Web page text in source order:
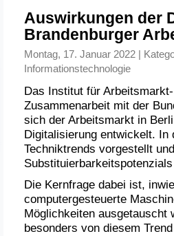
Auswirkungen der
Brandenburger
Montag, 17. Januar 2022 |
Informationstechnologie
Das Institut für
Zusammenarbeit mit der
sich der Arbeitsmarkt in
Digitalisierung entwickelt. In
Techniktrends vorgestellt
Die Kernfrage dabei ist,
computergesteuerte
Möglichkeiten ausgetauscht
besonders von diesem